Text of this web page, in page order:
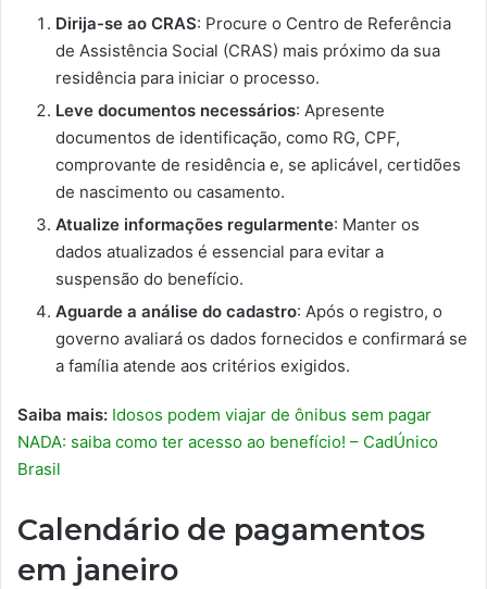
Dirija-se ao CRAS: Procure o Centro de Referência
de Assistência Social (CRAS) mais próximo da sua
residência para iniciar o processo.
Leve documentos necessários: Apresente
documentos de identificação, como RG, CPF,
comprovante de residência e, se aplicável, certidões
de nascimento ou casamento.
Atualize informações regularmente: Manter os
dados atualizados é essencial para evitar a
suspensão do benefício.
Aguarde a análise do cadastro: Após o registro, o
governo avaliará os dados fornecidos e confirmará se
a família atende aos critérios exigidos.
Saiba mais: Idosos podem viajar de ônibus sem pagar
NADA: saiba como ter acesso ao benefício! – CadÚnico
Brasil
Calendário de pagamentos
em janeiro